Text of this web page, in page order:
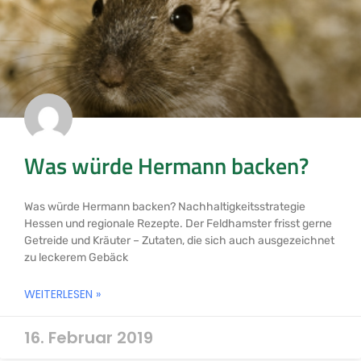
Was würde Hermann backen?
Was würde Hermann backen? Nachhaltigkeitsstrategie
Hessen und regionale Rezepte. Der Feldhamster frisst gerne
Getreide und Kräuter – Zutaten, die sich auch ausgezeichnet
zu leckerem Gebäck
WEITERLESEN »
16. Februar 2019